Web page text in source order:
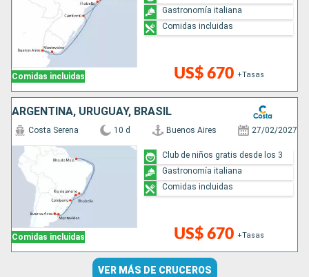
Comidas incluidas US$ 670 +Tasas
Gastronomía italiana
Comidas incluidas
ARGENTINA, URUGUAY, BRASIL
Comidas incluidas
Costa Serena 10 d Buenos Aires 27/02/2027
US$ 670 +Tasas
Club de niños gratis desde los 3
Gastronomía italiana
Comidas incluidas
VER MÁS DE CRUCEROS